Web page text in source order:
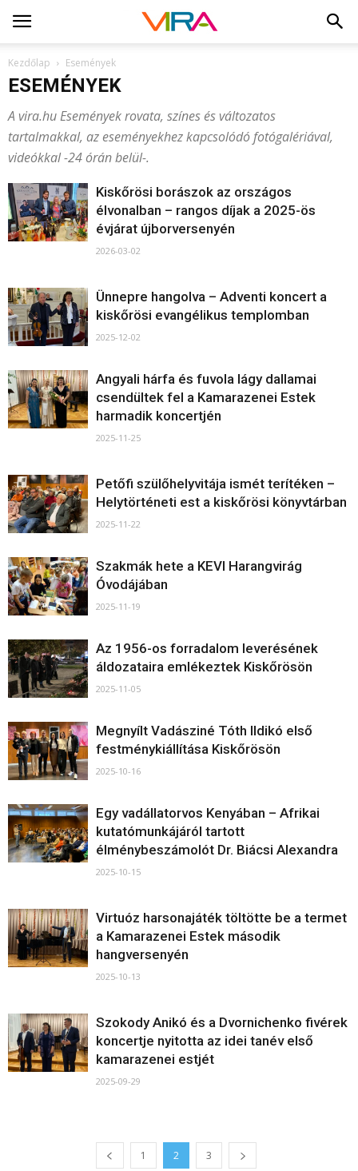
Kezdőlap Események
ESEMÉNYEK
A vira.hu Események rovata, színes és változatos
tartalmakkal, az eseményekhez kapcsolódó fotógalériával,
videókkal -24 órán belül-.
Kiskőrösi borászok az országos
élvonalban – rangos díjak a 2025-ös
évjárat újborversenyén
2026-03-02
Ünnepre hangolva – Adventi koncert a
kiskőrösi evangélikus templomban
2025-12-02
Angyali hárfa és fuvola lágy dallamai
csendültek fel a Kamarazenei Estek
harmadik koncertjén
2025-11-25
Petőfi szülőhelyvitája ismét terítéken –
Helytörténeti est a kiskőrösi könyvtárban
2025-11-22
Szakmák hete a KEVI Harangvirág
Óvodájában
2025-11-19
Az 1956-os forradalom leverésének
áldozataira emlékeztek Kiskőrösön
2025-11-05
Megnyílt Vadásziné Tóth Ildikó első
festménykiállítása Kiskőrösön
2025-10-16
Egy vadállatorvos Kenyában – Afrikai
kutatómunkájáról tartott
élménybeszámolót Dr. Biácsi Alexandra
2025-10-15
Virtuóz harsonajáték töltötte be a termet
a Kamarazenei Estek második
hangversenyén
2025-10-13
Szokody Anikó és a Dvornichenko fivérek
koncertje nyitotta az idei tanév első
kamarazenei estjét
2025-09-29
1 2 3